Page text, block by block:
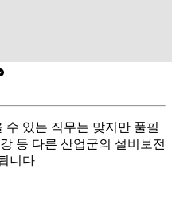
있는 직무는 맞지만 풀필
등 다른 산업군의 설비보전
니다